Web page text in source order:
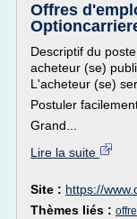
Offres
Descriptif du
acheteur (se)
L'acheteur (se)
Postuler
Grand...
Lire la suite
Site : https://
Thèmes liés :